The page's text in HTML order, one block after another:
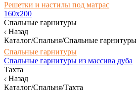
Решетки и настилы под матрас
160х200
Спальные гарнитуры
Назад
Каталог/Спальня/Спальные гарнитуры
Спальные гарнитуры
Спальные гарнитуры из массива дуба
Тахта
Назад
Каталог/Спальня/Тахта